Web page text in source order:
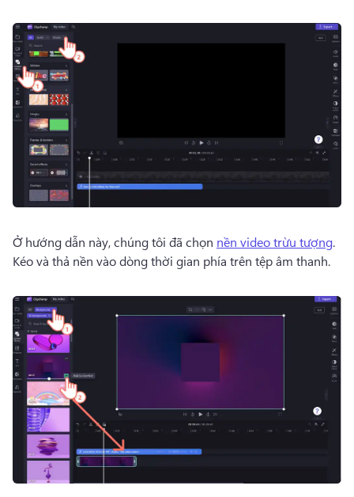
Ở hướng dẫn này, chúng tôi đã chọn nền video trừu tượng
Kéo và thả nền vào dòng thời gian phía trên tệp âm thanh.